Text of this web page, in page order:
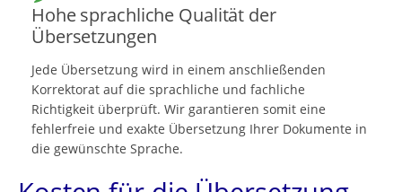
Hohe sprachliche Qualität der
Übersetzungen
Jede Übersetzung wird in einem anschließenden
Korrektorat auf die sprachliche und fachliche
Richtigkeit überprüft. Wir garantieren somit eine
fehlerfreie und exakte Übersetzung Ihrer Dokumente in
die gewünschte Sprache.